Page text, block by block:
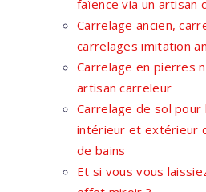
faïence via un artisan
Carrelage ancien,
carrelages imitation
Carrelage en pierres
artisan carreleur
Carrelage de sol pour
intérieur et extérieur
de bains
Et si vous vous